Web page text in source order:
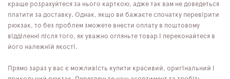
краще розрахуйтеся за нього карткою, адже так вам не доведеться
платити за доставку. Однак, якщо ви бажаєте спочатку перевірити
рюкзак, то без проблем зможете внести оплату в поштовому
відділенні після того, як уважно огляньте товар і переконайтеся в
його належній якості.
Прямо зараз у вас є можливість купити красивий, оригінальний і